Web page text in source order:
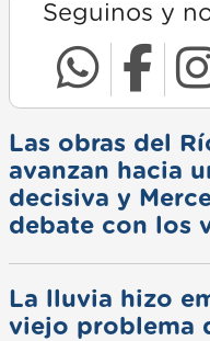
Seguinos y
Las obras del
avanzan hacia
decisiva y
debate con los
La lluvia hizo
viejo problema